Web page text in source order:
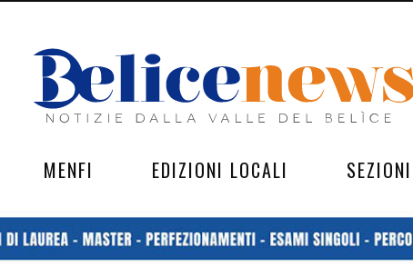
MENFI EDIZIONI LOCALI SEZIONI